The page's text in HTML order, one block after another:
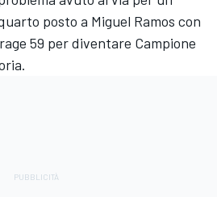
posto a Miguel Ramos con
59 per diventare Campione